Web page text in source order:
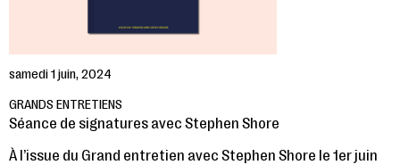
samedi 1 juin, 2024
GRANDS ENTRETIENS
Séance de signatures avec Stephen Shore
À l’issue du Grand entretien avec Stephen Shore le 1er juin